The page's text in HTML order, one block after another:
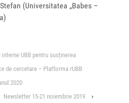
(Universitatea „Babes –
UBB pentru susținerea
de cercetare – Platforma rUBB
2020
Newsletter 15-21 noiembrie 2019
›